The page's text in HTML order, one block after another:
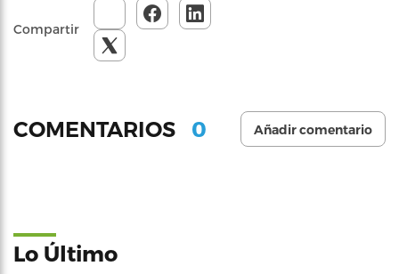
Compartir
COMENTARIOS 0 Añadir comentario
Lo Último